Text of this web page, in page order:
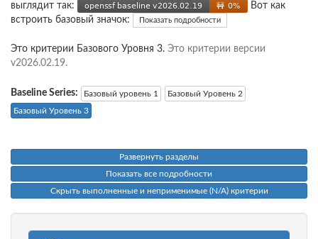
выглядит так:
Вот как
встроить базовый значок:
Показать подробности
Это критерии Базового Уровня 3. Это критерии версии
v2026.02.19.
Baseline Series: Базовый уровень 1
Базовый Уровень 2
Базовый Уровень 3
Развернуть разделы
Показать все подробности
Скрыть выполненные и неприменимые (N/A) критерии